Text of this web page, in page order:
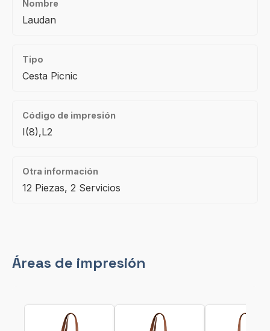
Nombre
Laudan
Tipo
Cesta Picnic
Código de impresión
I(8),L2
Otra información
12 Piezas, 2 Servicios
Áreas de impresión